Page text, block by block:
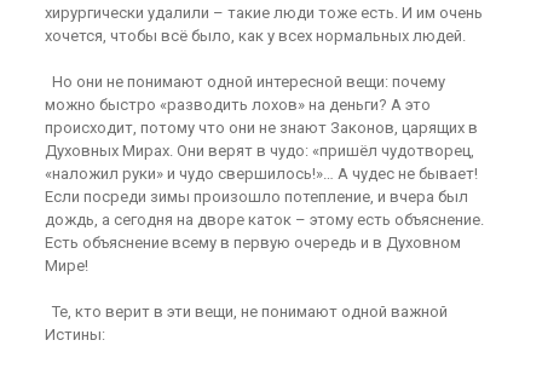
хирургически удалили – такие люди тоже есть. И им очень
хочется, чтобы всё было, как у всех нормальных людей.
Но они не понимают одной интересной вещи: почему
можно быстро «разводить лохов» на деньги? А это
происходит, потому что они не знают Законов, царящих в
Духовных Мирах. Они верят в чудо: «пришёл чудотворец,
«наложил руки» и чудо свершилось!»… А чудес не бывает!
Если посреди зимы произошло потепление, и вчера был
дождь, а сегодня на дворе каток – этому есть объяснение.
Есть объяснение всему в первую очередь и в Духовном
Мире!
Те, кто верит в эти вещи, не понимают одной важной
Истины: